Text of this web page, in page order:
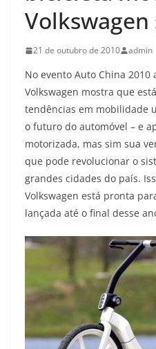
21 de outubro de 2010 admin
No evento Auto China 2010
Volkswagen mostra que
tendências em mobilidade
o futuro do automóvel – e
motorizada, mas sim sua
que pode revolucionar o
grandes cidades do país.
Volkswagen está pronta
lançada até o final desse